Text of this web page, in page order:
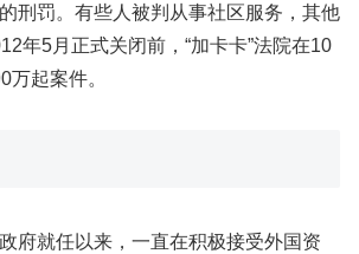
刑罚。有些人被判从事社区服务，其他
年5月正式关闭前，“加卡卡”法院在10
万起案件。
府就任以来，一直在积极接受外国资